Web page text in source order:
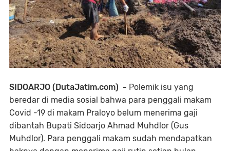
SIDOARJO (DutaJatim.com) - Polemik isu yang
beredar di media sosial bahwa para penggali makam
Covid -19 di makam Praloyo belum menerima gaji
dibantah Bupati Sidoarjo Ahmad Muhdlor (Gus
Muhdlor). Para penggali makam sudah mendapatkan